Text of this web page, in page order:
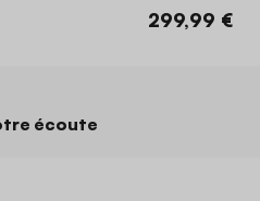
299,99 €
écoute